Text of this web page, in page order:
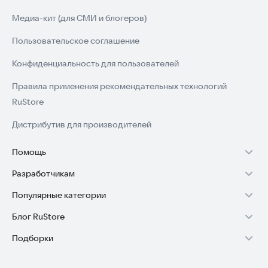
Медиа-кит (для СМИ и блогеров)
Пользовательское соглашение
Конфиденциальность для пользователей
Правила применения рекомендательных технологий
RuStore
Дистрибутив для производителей
Помощь
Установка RuStore на TV
Установка RuStore на телефон
Установка RuStore в машину
Помощь пользователям RuStore
Разработчикам
Зарабатывать с RuStore
Стать разработчиком
Доступ к RuStore Консоль
Популярные категории
Игры для Android
Приложения банков
Блог RuStore
Обзоры игр для Android 2025
Подборки